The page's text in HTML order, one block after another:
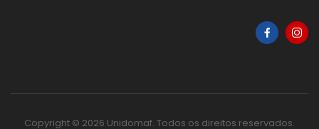
Copyright © 2026 Unidomaf. Todos os direitos reservados.